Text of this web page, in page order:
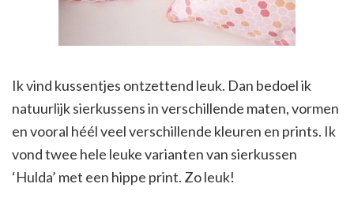
Ik vind kussentjes ontzettend leuk. Dan bedoel ik
natuurlijk sierkussens in verschillende maten, vormen
en vooral héél veel verschillende kleuren en prints. Ik
vond twee hele leuke varianten van sierkussen
‘Hulda’ met een hippe print. Zo leuk!